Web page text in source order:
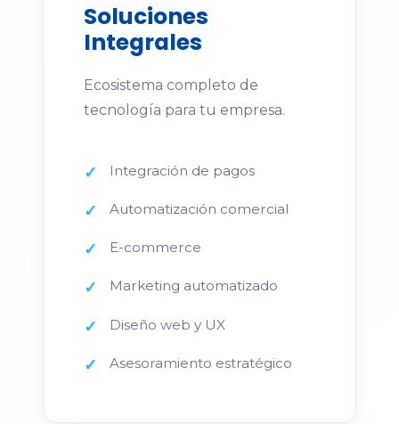
Soluciones
Integrales
Ecosistema completo de
tecnología para tu empresa.
Integración de pagos
Automatización comercial
E-commerce
Marketing automatizado
Diseño web y UX
Asesoramiento estratégico